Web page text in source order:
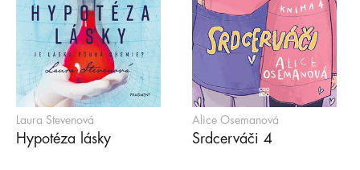
Laura Stevenová
Hypotéza lásky
Alice Osemanová
Srdcerváči 4